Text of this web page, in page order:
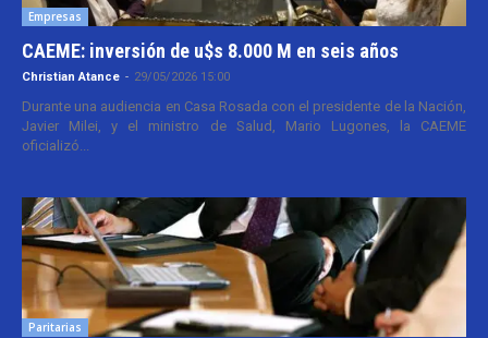
Empresas
CAEME: inversión de u$s 8.000 M en seis años
Christian Atance - 29/05/2026 15:00
Durante una audiencia en Casa Rosada con el presidente de la Nación,
Javier Milei, y el ministro de Salud, Mario Lugones, la CAEME
oficializó...
Paritarias